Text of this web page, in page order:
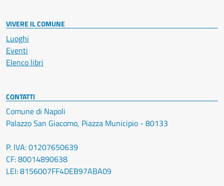
VIVERE IL COMUNE
Luoghi
Eventi
Elenco libri
CONTATTI
Comune di Napoli
Palazzo San Giacomo, Piazza Municipio - 80133
P. IVA: 01207650639
CF: 80014890638
LEI: 8156007FF4DEB97ABA09